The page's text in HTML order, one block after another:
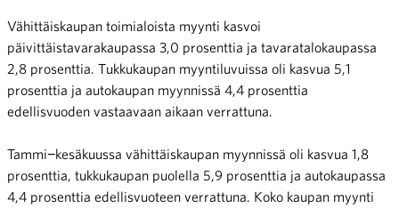
Vähittäiskaupan toimialoista myynti kasvoi
päivittäistavarakaupassa 3,0 prosenttia ja tavaratalokaupassa
2,8 prosenttia. Tukkukaupan myyntiluvuissa oli kasvua 5,1
prosenttia ja autokaupan myynnissä 4,4 prosenttia
edellisvuoden vastaavaan aikaan verrattuna.
Tammi−kesäkuussa vähittäiskaupan myynnissä oli kasvua 1,8
prosenttia, tukkukaupan puolella 5,9 prosenttia ja autokaupassa
4,4 prosenttia edellisvuoteen verrattuna. Koko kaupan myynti